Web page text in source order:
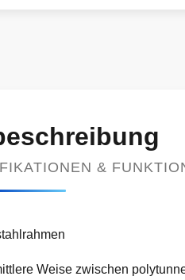
&
Weise zwischen